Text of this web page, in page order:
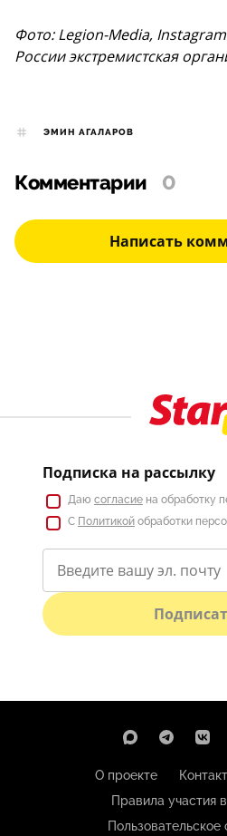
Фото: Legion-Media,
России экстремистская
ЭМИН АГАЛАРОВ
Комментарии 0
Написать
Подписка на рассылку
Даю согласие на обработку
С Политикой обработки
О проекте
Правила участия
Пользовательское